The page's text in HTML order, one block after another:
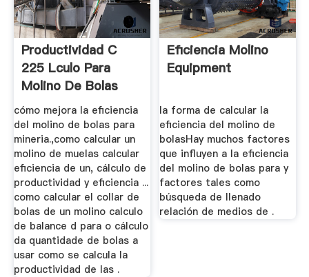
Productividad C
225 Lculo Para
Molino De Bolas
cómo mejora la eficiencia
del molino de bolas para
mineria.,como calcular un
molino de muelas calcular
eficiencia de un, cálculo de
productividad y eficiencia ...
como calcular el collar de
bolas de un molino calculo
de balance d para o cálculo
da quantidade de bolas a
usar como se calcula la
productividad de las .
Eficiencia Molino
Equipment
la forma de calcular la
eficiencia del molino de
bolasHay muchos factores
que influyen a la eficiencia
del molino de bolas para y
factores tales como
búsqueda de llenado
relación de medios de .